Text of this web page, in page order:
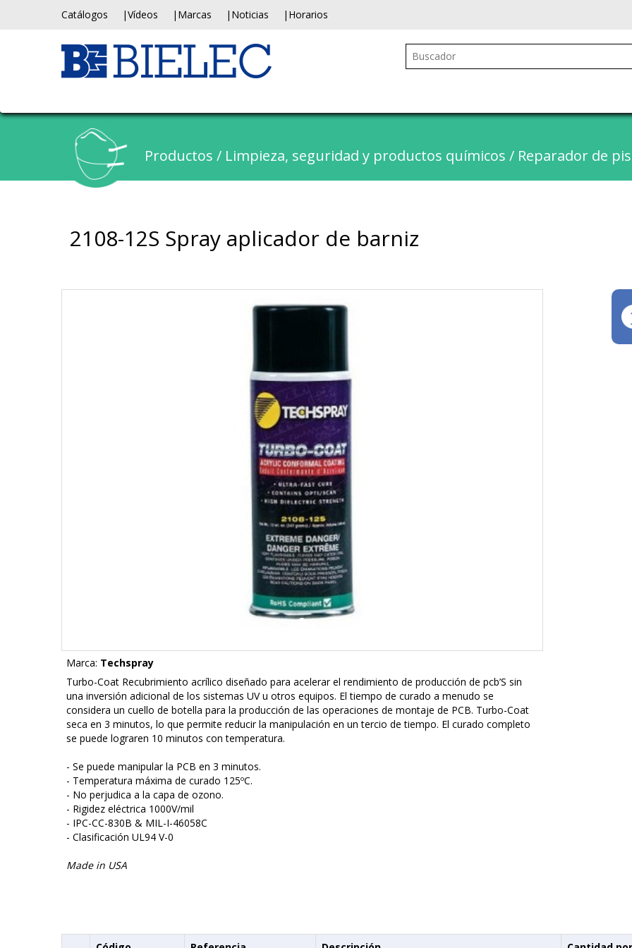
Catálogos Vídeos Marcas Noticias Horarios
Productos / Limpieza, seguridad y productos químicos / Reparador de
2108-12S Spray aplicador de barniz
Marca: Techspray
Turbo-Coat Recubrimiento acrílico diseñado para acelerar el rendimiento de producción de pcb’S sin
una inversión adicional de los sistemas UV u otros equipos. El tiempo de curado a menudo se
considera un cuello de botella para la producción de las operaciones de montaje de PCB. Turbo-Coat
seca en 3 minutos, lo que permite reducir la manipulación en un tercio de tiempo. El curado completo
se puede lograren 10 minutos con temperatura.
- Se puede manipular la PCB en 3 minutos.
- Temperatura máxima de curado 125ºC.
- No perjudica a la capa de ozono.
- Rigidez eléctrica 1000V/mil
- IPC-CC-830B & MIL-I-46058C
- Clasificación UL94 V-0
Made in USA